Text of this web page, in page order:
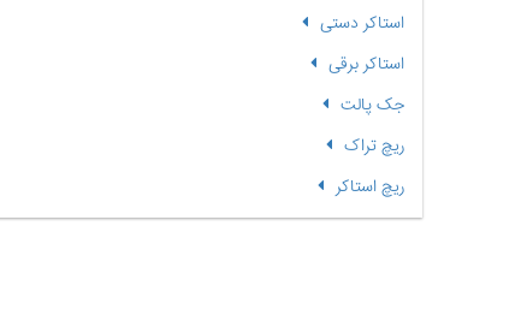
استاکر دستی
استاکر برقی
جک پالت
ریچ تراک
ریچ استاکر